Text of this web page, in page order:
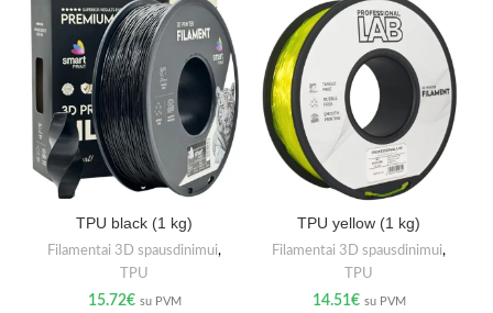
TPU black (1 kg)
Filamentai 3D spausdinimui,
TPU
15.72€ su PVM
TPU yellow (1 kg)
Filamentai 3D spausdinimui,
TPU
14.51€ su PVM